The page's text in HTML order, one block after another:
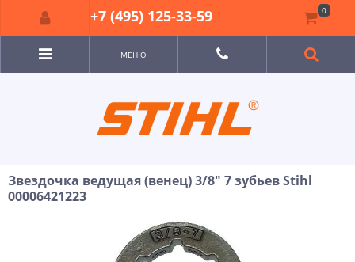
МЕНЮ
Звездочка ведущая (венец) 3/8" 7 зубьев Stihl
00006421223
+7 (495) 125-33-59 0